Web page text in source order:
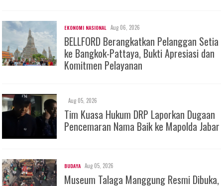
EKONOMI NASIONAL Aug 06, 2026
BELLFORD Berangkatkan Pelanggan Setia
ke Bangkok-Pattaya, Bukti Apresiasi dan
Komitmen Pelayanan
Aug 05, 2026
Tim Kuasa Hukum DRP Laporkan Dugaan
Pencemaran Nama Baik ke Mapolda Jabar
BUDAYA Aug 05, 2026
Museum Talaga Manggung Resmi Dibuka,